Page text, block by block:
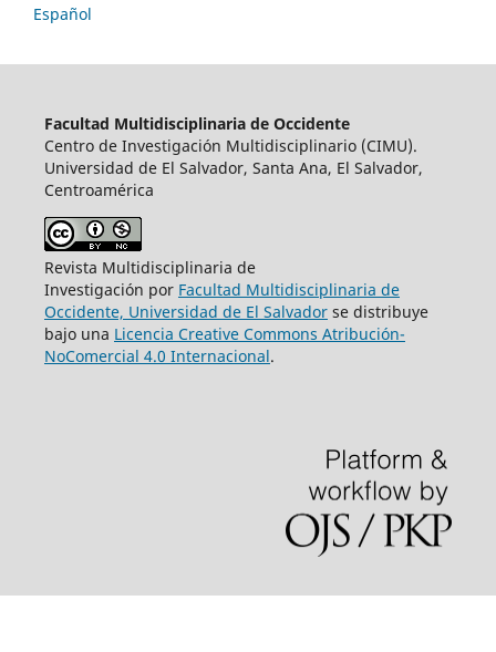
Español
Facultad Multidisciplinaria de Occidente
Centro de Investigación Multidisciplinario (CIMU).
Universidad de El Salvador, Santa Ana, El Salvador,
Centroamérica
Revista Multidisciplinaria de
Investigación por Facultad Multidisciplinaria de
Occidente, Universidad de El Salvadorse distribuye
bajo una Licencia Creative Commons Atribución-
NoComercial 4.0 Internacional.